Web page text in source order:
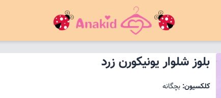
بلوز شلوار یونیکورن زرد
کلکسیون: بچگانه